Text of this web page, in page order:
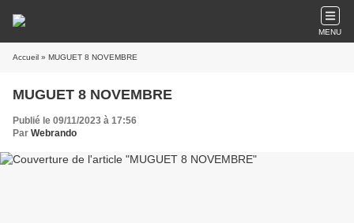
MENU
Accueil » MUGUET 8 NOVEMBRE
MUGUET 8 NOVEMBRE
Publié le 09/11/2023 à 17:56
Par Webrando